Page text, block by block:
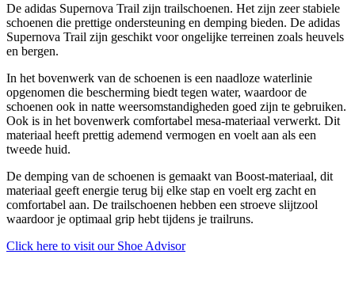
De adidas Supernova Trail zijn trailschoenen. Het zijn zeer stabiele
schoenen die prettige ondersteuning en demping bieden. De adidas
Supernova Trail zijn geschikt voor ongelijke terreinen zoals heuvels
en bergen.
In het bovenwerk van de schoenen is een naadloze waterlinie
opgenomen die bescherming biedt tegen water, waardoor de
schoenen ook in natte weersomstandigheden goed zijn te gebruiken.
Ook is in het bovenwerk comfortabel mesa-materiaal verwerkt. Dit
materiaal heeft prettig ademend vermogen en voelt aan als een
tweede huid.
De demping van de schoenen is gemaakt van Boost-materiaal, dit
materiaal geeft energie terug bij elke stap en voelt erg zacht en
comfortabel aan. De trailschoenen hebben een stroeve slijtzool
waardoor je optimaal grip hebt tijdens je trailruns.
Click here to visit our Shoe Advisor